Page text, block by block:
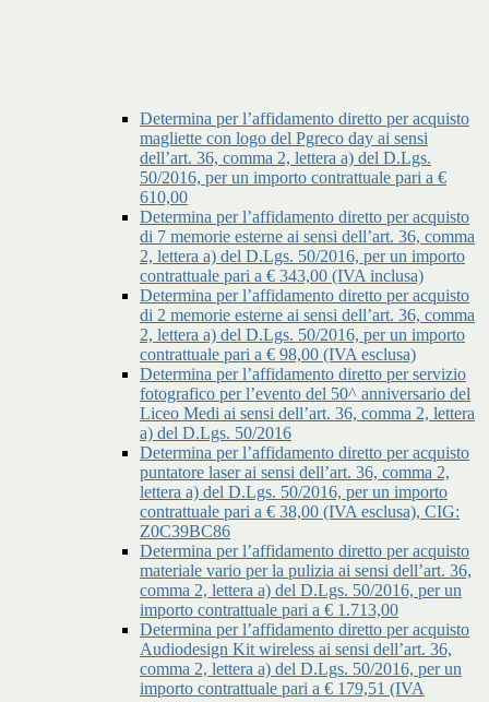
Determina per l’affidamento diretto per acquisto
magliette con logo del Pgreco day ai sensi
dell’art. 36, comma 2, lettera a) del D.Lgs.
50/2016, per un importo contrattuale pari a €
610,00
Determina per l’affidamento diretto per acquisto
di 7 memorie esterne ai sensi dell’art. 36, comma
2, lettera a) del D.Lgs. 50/2016, per un importo
contrattuale pari a € 343,00 (IVA inclusa)
Determina per l’affidamento diretto per acquisto
di 2 memorie esterne ai sensi dell’art. 36, comma
2, lettera a) del D.Lgs. 50/2016, per un importo
contrattuale pari a € 98,00 (IVA esclusa)
Determina per l’affidamento diretto per servizio
fotografico per l’evento del 50^ anniversario del
Liceo Medi ai sensi dell’art. 36, comma 2, lettera
a) del D.Lgs. 50/2016
Determina per l’affidamento diretto per acquisto
puntatore laser ai sensi dell’art. 36, comma 2,
lettera a) del D.Lgs. 50/2016, per un importo
contrattuale pari a € 38,00 (IVA esclusa), CIG:
Z0C39BC86
Determina per l’affidamento diretto per acquisto
materiale vario per la pulizia ai sensi dell’art. 36,
comma 2, lettera a) del D.Lgs. 50/2016, per un
importo contrattuale pari a € 1.713,00
Determina per l’affidamento diretto per acquisto
Audiodesign Kit wireless ai sensi dell’art. 36,
comma 2, lettera a) del D.Lgs. 50/2016, per un
importo contrattuale pari a € 179,51 (IVA